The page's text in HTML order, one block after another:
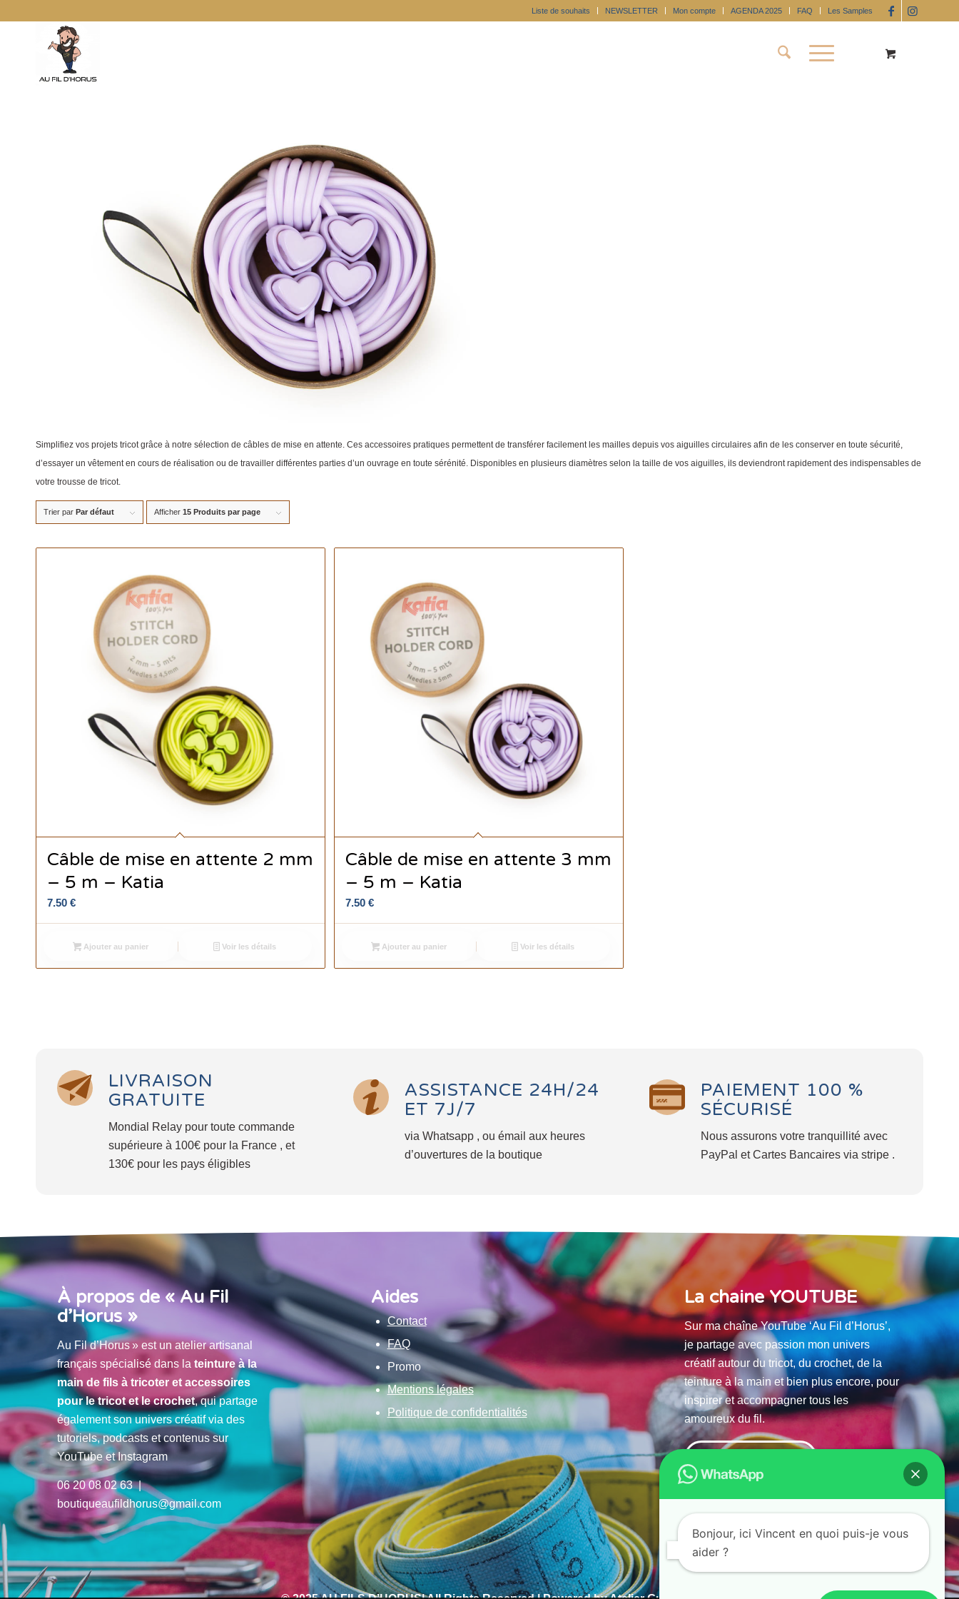
Liste de souhaits NEWSLETTER Mon compte AGENDA 2025 FAQ Les Samples
Simplifiez vos projets tricot grâce à notre sélection de câbles de mise en attente. Ces accessoires pratiques permettent de transférer facilement les mailles depuis vos aiguilles circulaires afin de les conserver en toute sécurité,
d’essayer un vêtement en cours de réalisation ou de travailler différentes parties d’un ouvrage en toute sérénité. Disponibles en plusieurs diamètres selon la taille de vos aiguilles, ils deviendront rapidement des indispensables de
votre trousse de tricot.
Trier par Par défaut Afficher 15 Produits par page
Câble de mise en attente 2 mm
– 5 m – Katia
7.50 €
Ajouter au panier Voir les détails
Câble de mise en attente 3 mm
– 5 m – Katia
7.50 €
Ajouter au panier Voir les détails
LIVRAISON
GRATUITE
Mondial Relay pour toute commande
supérieure à 100€ pour la France , et
130€ pour les pays éligibles
ASSISTANCE 24H/24
ET 7J/7
via Whatsapp , ou émail aux heures
d’ouvertures de la boutique
PAIEMENT 100 %
SÉCURISÉ
Nous assurons votre tranquillité avec
PayPal et Cartes Bancaires via stripe .
À propos de « Au Fil
d’Horus »
Au Fil d’Horus » est un atelier artisanal
français spécialisé dans la teinture à la
main de fils à tricoter et accessoires
pour le tricot et le crochet, qui partage
également son univers créatif via des
tutoriels, podcasts et contenus sur
YouTube et Instagram
06 20 08 02 63 |
boutiqueaufildhorus@gmail.com
Aides
Contact
FAQ
Promo
Mentions légales
Politique de confidentialités
La chaine YOUTUBE
Sur ma chaîne YouTube ‘Au Fil d’Horus’,
je partage avec passion mon univers
créatif autour du tricot, du crochet, de la
teinture à la main et bien plus encore, pour
inspirer et accompagner tous les
amoureux du fil.
Bonjour, ici Vincent en quoi puis-je vous
aider ?